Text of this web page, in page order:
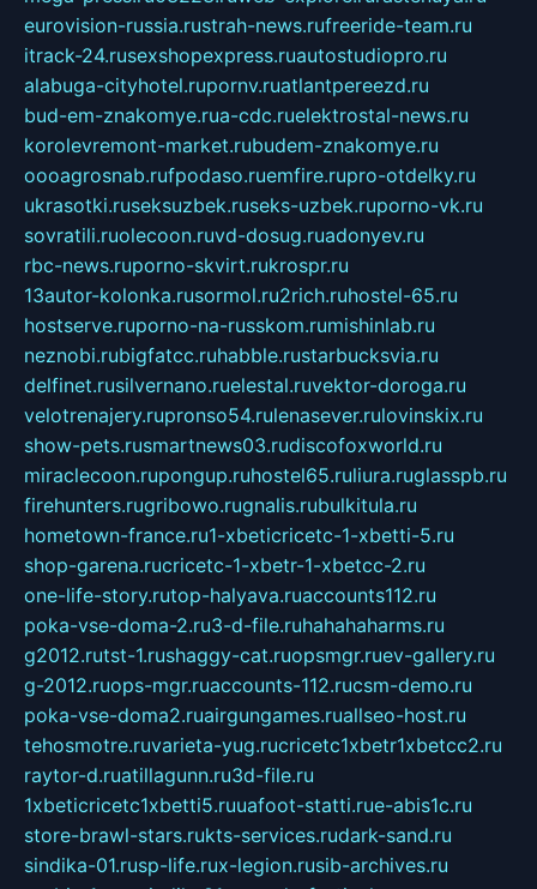
eurovision-russia.rustrah-news.rufreeride-team.ru
itrack-24.rusexshopexpress.ruautostudiopro.ru
alabuga-cityhotel.rupornv.ruatlantpereezd.ru
bud-em-znakomye.rua-cdc.ruelektrostal-news.ru
korolevremont-market.rubudem-znakomye.ru
oooagrosnab.rufpodaso.ruemfire.rupro-otdelky.ru
ukrasotki.ruseksuzbek.ruseks-uzbek.ruporno-vk.ru
sovratili.ruolecoon.ruvd-dosug.ruadonyev.ru
rbc-news.ruporno-skvirt.rukrospr.ru
13autor-kolonka.rusormol.ru2rich.ruhostel-65.ru
hostserve.ruporno-na-russkom.rumishinlab.ru
neznobi.rubigfatcc.ruhabble.rustarbucksvia.ru
delfinet.rusilvernano.ruelestal.ruvektor-doroga.ru
velotrenajery.rupronso54.rulenasever.rulovinskix.ru
show-pets.rusmartnews03.rudiscofoxworld.ru
miraclecoon.rupongup.ruhostel65.ruliura.ruglasspb.ru
firehunters.rugribowo.rugnalis.rubulkitula.ru
hometown-france.ru1-xbeticricetc-1-xbetti-5.ru
shop-garena.rucricetc-1-xbetr-1-xbetcc-2.ru
one-life-story.rutop-halyava.ruaccounts112.ru
poka-vse-doma-2.ru3-d-file.ruhahahaharms.ru
g2012.rutst-1.rushaggy-cat.ruopsmgr.ruev-gallery.ru
g-2012.ruops-mgr.ruaccounts-112.rucsm-demo.ru
poka-vse-doma2.ruairgungames.ruallseo-host.ru
tehosmotre.ruvarieta-yug.rucricetc1xbetr1xbetcc2.ru
raytor-d.ruatillagunn.ru3d-file.ru
1xbeticricetc1xbetti5.ruuafoot-statti.rue-abis1c.ru
store-brawl-stars.rukts-services.rudark-sand.ru
sindika-01.rusp-life.rux-legion.rusib-archives.ru